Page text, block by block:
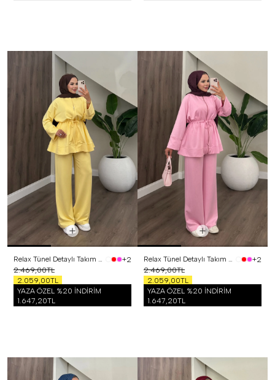
Relax Tünel Detaylı Takım Sarı
+2
2.469,00TL
2.059,00TL
YAZA ÖZEL %20 İNDİRİM
1.647,20TL
Relax Tünel Detaylı Takım Pembe
+2
2.469,00TL
2.059,00TL
YAZA ÖZEL %20 İNDİRİM
1.647,20TL